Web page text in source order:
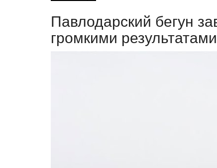
Павлодарский бегун
громкими результатами